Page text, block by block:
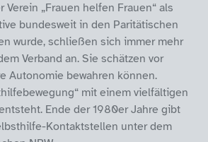
Verein „Frauen helfen Frauen“ als
bundesweit in den Paritätischen
wurde, schließen sich immer mehr
Verband an. Sie schätzen vor
Autonomie bewahren können.
mit einem vielfältigen
Ende der 1980er Jahre gibt
Kontaktstellen unter dem